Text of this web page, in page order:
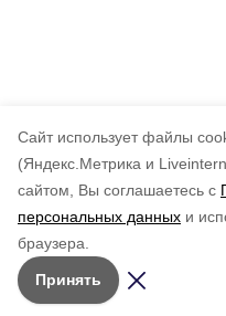
Cайт использует файлы
(Яндекс.Метрика и
сайтом, Вы соглашаетесь с
персональных данных и
браузера.
Принять